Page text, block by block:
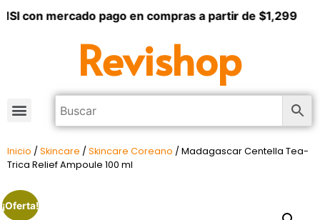
con mercado pago en compras a partir de $1,299
Revishop
Inicio / Skincare / Skincare Coreano / Madagascar Centella Tea-
Trica Relief Ampoule 100 ml
¡Oferta!